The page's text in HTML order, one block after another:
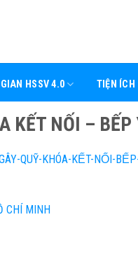
GIAN HSSV 4.0 TIỆN ÍCH
KẾT NỐI – BẾP
QUỸ-KHÓA-KẾT-NỐI-
CHÍ MINH